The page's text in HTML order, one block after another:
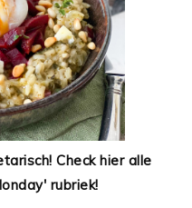
Check hier alle
rubriek!